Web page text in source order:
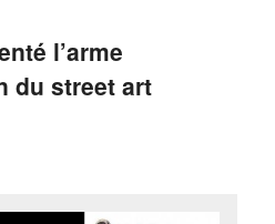
l’arme
du street art